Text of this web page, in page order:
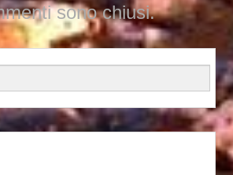
sono chiusi.